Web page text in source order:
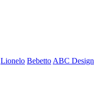
Lionelo Bebetto ABC Design